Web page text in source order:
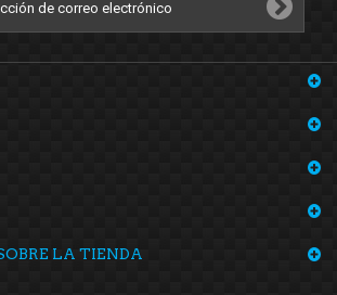
LA TIENDA